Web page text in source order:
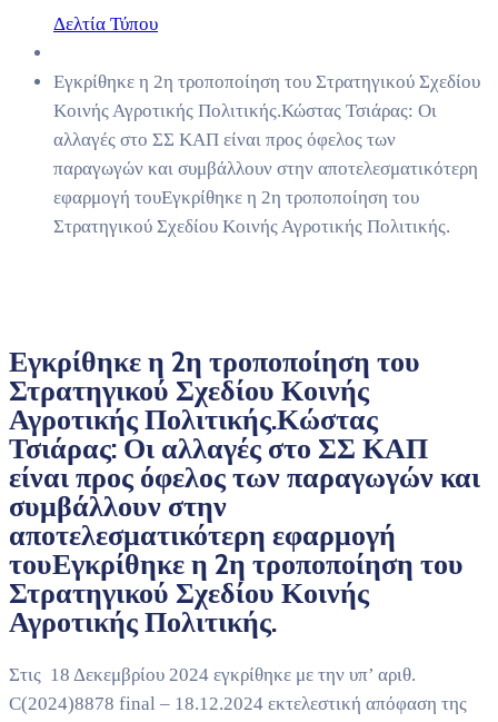
Δελτία Τύπου
Εγκρίθηκε η 2η τροποποίηση του Στρατηγικού Σχεδίου
Κοινής Αγροτικής Πολιτικής.Κώστας Τσιάρας: Οι
αλλαγές στο ΣΣ ΚΑΠ είναι προς όφελος των
παραγωγών και συμβάλλουν στην αποτελεσματικότερη
εφαρμογή τουΕγκρίθηκε η 2η τροποποίηση του
Στρατηγικού Σχεδίου Κοινής Αγροτικής Πολιτικής.
Εγκρίθηκε η 2η τροποποίηση του
Στρατηγικού Σχεδίου Κοινής
Αγροτικής Πολιτικής.Κώστας
Τσιάρας: Οι αλλαγές στο ΣΣ ΚΑΠ
είναι προς όφελος των παραγωγών και
συμβάλλουν στην
αποτελεσματικότερη εφαρμογή
τουΕγκρίθηκε η 2η τροποποίηση του
Στρατηγικού Σχεδίου Κοινής
Αγροτικής Πολιτικής.
Στις 18 Δεκεμβρίου 2024 εγκρίθηκε με την υπ’ αριθ.
C(2024)8878 final – 18.12.2024 εκτελεστική απόφαση της